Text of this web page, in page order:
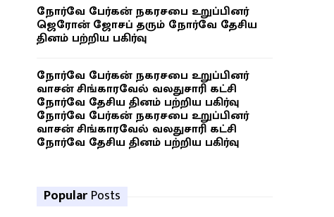
நோர்வே பேர்கன் நகரசபை உறுப்பினர்
ஜெரோன் ஜோசப் தரும் நோர்வே தேசிய
தினம் பற்றிய பகிர்வு
நோர்வே பேர்கன் நகரசபை உறுப்பினர்
வாசன் சிங்காரவேல் வலதுசாரி கட்சி
நோர்வே தேசிய தினம் பற்றிய பகிர்வு
நோர்வே பேர்கன் நகரசபை உறுப்பினர்
வாசன் சிங்காரவேல் வலதுசாரி கட்சி
நோர்வே தேசிய தினம் பற்றிய பகிர்வு
Popular Posts